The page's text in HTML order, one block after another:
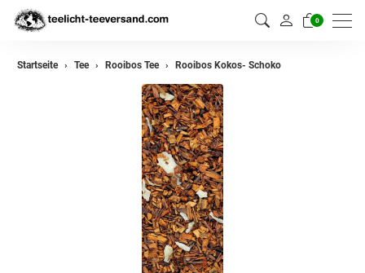
0
zurück
Startseite Tee Rooibos Tee Rooibos Kokos- Schoko